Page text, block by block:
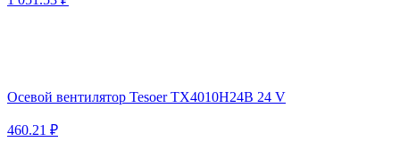
Осевой вентилятор Tesoer TX4010H24B 24 V
460.21 ₽